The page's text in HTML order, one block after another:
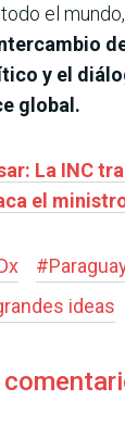
el
y el
global.
La INC
el
#
ideas